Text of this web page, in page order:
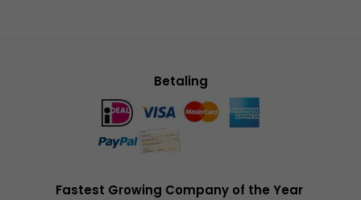
Betaling
Fastest Growing Company of the Year